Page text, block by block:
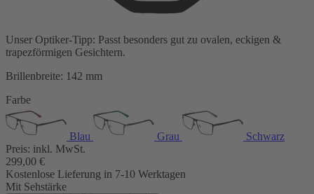
Unser Optiker-Tipp: Passt besonders gut zu ovalen, eckigen &
trapezförmigen Gesichtern.
Brillenbreite: 142 mm
Farbe
Blau Grau
Schwarz
Preis: inkl. MwSt.
299,00 €
Kostenlose Lieferung in 7-10 Werktagen
Mit Sehstärke